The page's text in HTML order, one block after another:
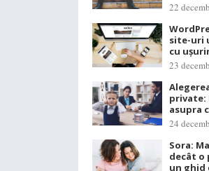
22
site-uri
cu
23
private:
asupra
24
Sora:
decât o
un ghid